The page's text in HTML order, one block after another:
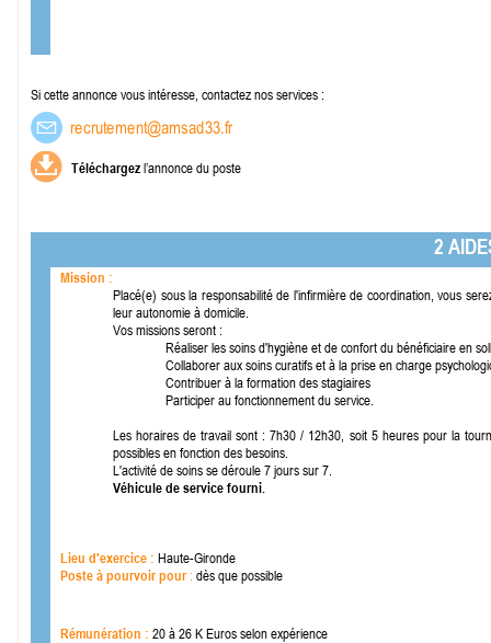
Si cette annonce vous intéresse, contactez nos services :
Téléchargezl’annonce du poste
2
Mission :
Placé(e) sous la responsabilité de l'infirmière de coordination, vous
leur autonomie à domicile.
Vos missions seront :
Réaliser les soins d'hygiène et de confort du bénéficiaire en
Collaborer aux soins curatifs et à la prise en charge
Contribuer à la formation des stagiaires
Participer au fonctionnement du service.
Les horaires de travail sont : 7h30 / 12h30, soit 5 heures pour la
possibles en fonction des besoins.
L'activité de soins se déroule 7 jours sur 7.
Véhicule de service fourni.
Lieu d'exercice : Haute-Gironde
Poste à pourvoir pour: dès que possible
Rémunération : 20 à 26 K Euros selon expérience